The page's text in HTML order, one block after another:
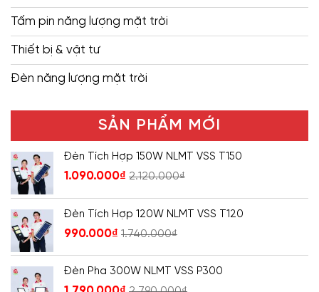
Tấm pin năng lượng mặt trời
Thiết bị & vật tư
Đèn năng lượng mặt trời
SẢN PHẨM MỚI
Đèn Tích Hợp 150W NLMT VSS T150
1.090.000₫ 2.120.000₫
Đèn Tích Hợp 120W NLMT VSS T120
990.000₫ 1.740.000₫
Đèn Pha 300W NLMT VSS P300